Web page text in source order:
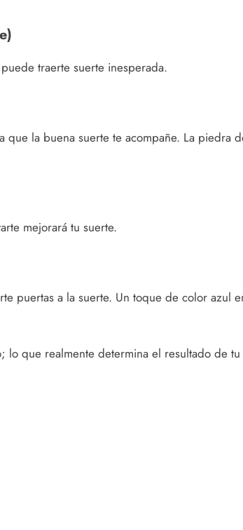
traerte suerte inesperada.
que la buena suerte te acompañe. La piedra
mejorará tu suerte.
puertas a la suerte. Un toque de color azul
lo que realmente determina el resultado de tu